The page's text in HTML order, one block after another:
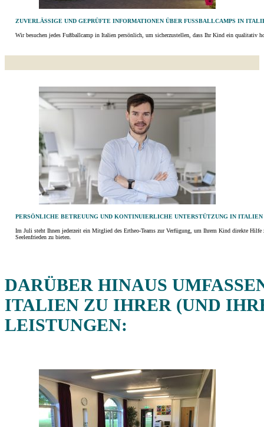
ZUVERLÄSSIGE UND GEPRÜFTE INFORMATIONEN ÜBER FUSSBALLCAMPS IN
Wir besuchen jedes Fußballcamp in Italien persönlich, um sicherzustellen, dass Ihr Kind ein qualitativ
PERSÖNLICHE BETREUUNG UND KONTINUIERLICHE UNTERSTÜTZUNG IN ITALIEN
Im Juli steht Ihnen jederzeit ein Mitglied des Ertheo-Teams zur Verfügung, um Ihrem Kind direkte
Seelenfrieden zu bieten.
DARÜBER HINAUS
TALIEN
ZU IHRER (UND
LEISTUNGEN: